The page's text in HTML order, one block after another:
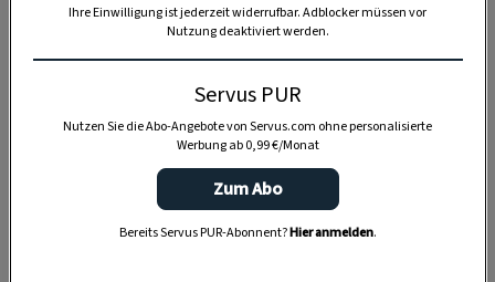
Anzeige
Ihre Einwilligung ist jederzeit widerrufbar. Adblocker müssen vor
Nutzung deaktiviert werden.
Servus PUR
Nutzen Sie die Abo-Angebote von Servus.com ohne personalisierte
Werbung ab 0,99 €/Monat
Zum Abo
Bereits Servus PUR-Abonnent?Hier anmelden.